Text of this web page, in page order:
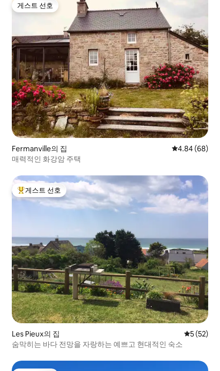
게스트 선호
게스트 선호
Fermanville의 집 평점 4.84점(5
4.84 (68)
매력적인 화강암 주택
상위 게스트 선호
게스트 선호
Les Pieux의 집 평점 5점
5 (52)
숨막히는 바다 전망을 자랑하는 예쁘고 현대적인 숙소